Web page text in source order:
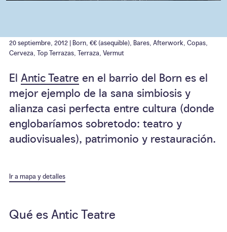
20 septiembre, 2012 | Born €€ (asequible) Bares Afterwork Copas
Cerveza Top Terrazas Terraza Vermut
El Antic Teatre en el barrio del Born es el
mejor ejemplo de la sana simbiosis y
alianza casi perfecta entre cultura (donde
englobaríamos sobretodo: teatro y
audiovisuales), patrimonio y restauración.
Ir a mapa y detalles
Qué es Antic Teatre